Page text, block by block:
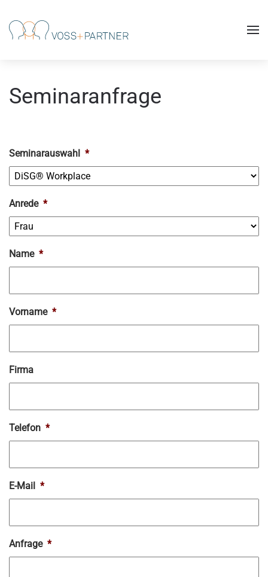
Skip to main content
Seminaranfrage
Seminarauswahl *
Anrede *
Name *
Vorname *
Firma
Telefon *
E-Mail *
Anfrage *